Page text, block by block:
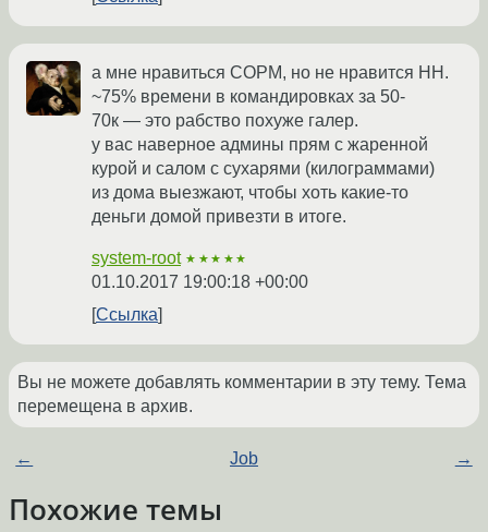
а мне нравиться СОРМ, но не нравится НН.
~75% времени в командировках за 50-
70к — это рабство похуже галер.
у вас наверное админы прям с жаренной
курой и салом с сухарями (килограммами)
из дома выезжают, чтобы хоть какие-то
деньги домой привезти в итоге.
system-root ★★★★★
01.10.2017 19:00:18 +00:00
Ссылка
Вы не можете добавлять комментарии в эту тему. Тема
перемещена в архив.
← Job →
Похожие темы